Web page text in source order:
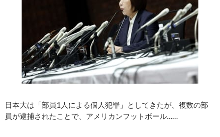
日本大は「部員1人による個人犯罪」としてきたが、複数の部
員が逮捕されたことで、アメリカンフットボール……